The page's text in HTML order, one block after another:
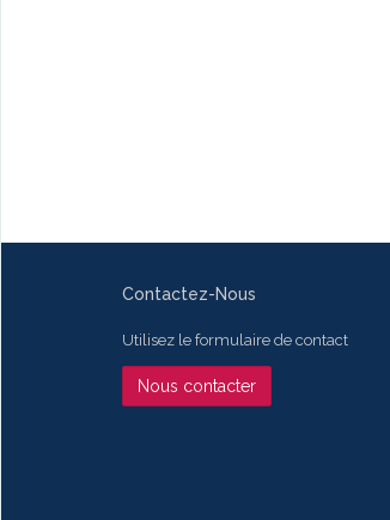
Contactez-Nous
Utilisez le formulaire de contact
Nous contacter